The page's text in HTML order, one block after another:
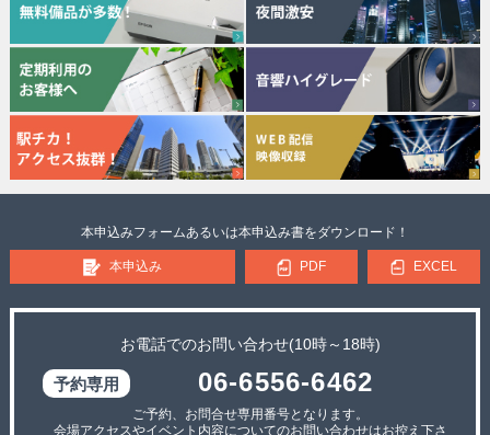
本申込みフォームあるいは本申込み書をダウンロード！
本申込み PDF EXCEL
お電話でのお問い合わせ(10時～18時)
06-6556-6462
ご予約、お問合せ専用番号となります。
会場アクセスやイベント内容についてのお問い合わせはお控え下さ